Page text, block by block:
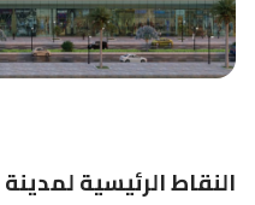
النقاط الرئيسية